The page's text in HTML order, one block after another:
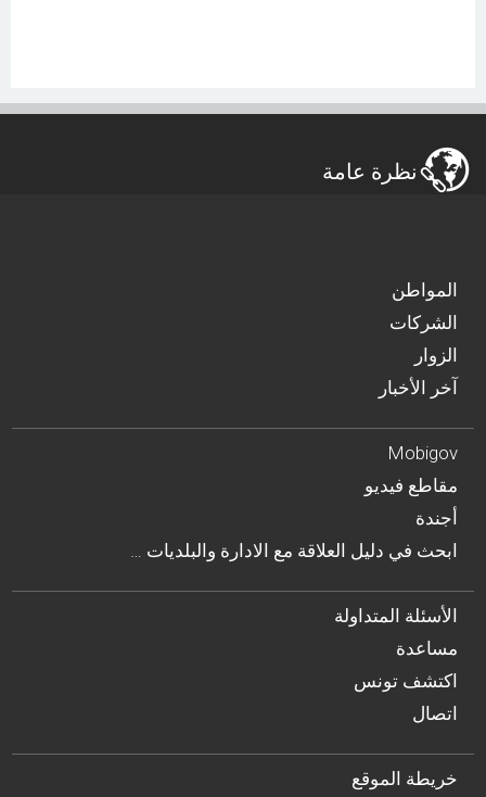
نظرة عامة
المواطن
الشركات
الزوار
آخر الأخبار
Mobigov
مقاطع فيديو
أجندة
… ابحث في دليل العلاقة مع الادارة والبلديات
الأسئلة المتداولة
مساعدة
اكتشف تونس
اتصال
خريطة الموقع